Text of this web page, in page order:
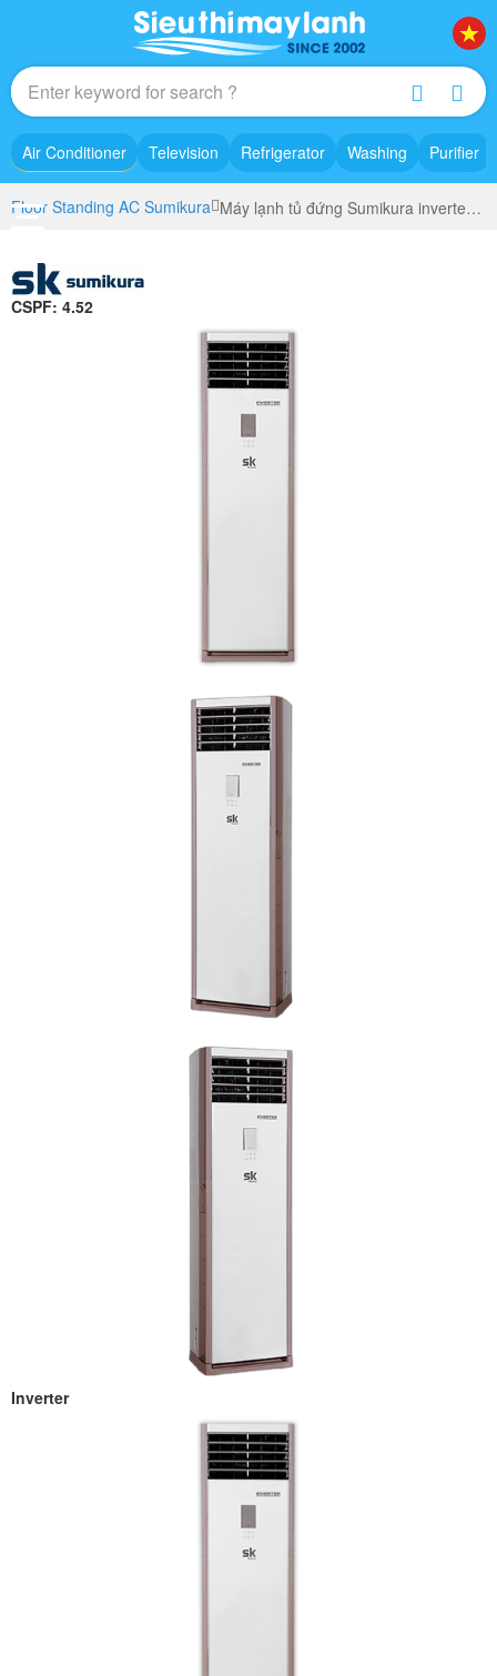
Air Conditioner Television Refrigerator Washing Purifier
Floor Standing AC Sumikura Máy lạnh tủ đứng Sumikura inverter 5.5 HP (5.5 Ngựa) APF/APO-500/DC - Gas R410A - 3 Pha
CSPF: 4.52
Inverter